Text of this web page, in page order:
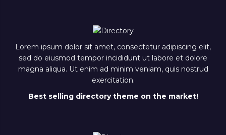
Lorem ipsum dolor sit amet, consectetur adipiscing elit,
sed do eiusmod tempor incididunt ut labore et dolore
magna aliqua. Ut enim ad minim veniam, quis nostrud
exercitation.
Best selling directory theme on the market!